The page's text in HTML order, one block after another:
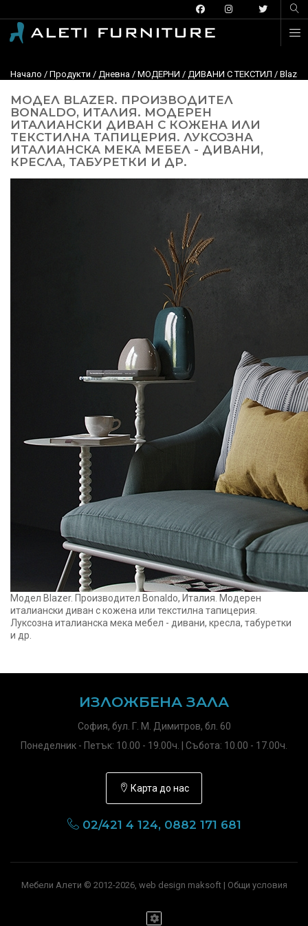
Начало / Продукти / Дневна / МОДЕРНИ / ДИВАНИ С ТЕКСТИЛ /
МОДЕЛ BLAZER. ПРОИЗВОДИТЕЛ
BONALDO, ИТАЛИЯ. МОДЕРЕН
ИТАЛИАНСКИ ДИВАН С КОЖЕНА ИЛИ
ТЕКСТИЛНА ТАПИЦЕРИЯ. ЛУКСОЗНА
ИТАЛИАНСКА МЕКА МЕБЕЛ - ДИВАНИ,
КРЕСЛА, ТАБУРЕТКИ И ДР.
Модел Blazer. Производител Bonaldo, Италия. Модерен
италиански диван с кожена или текстилна тапицерия.
Луксозна италианска мека мебел - дивани, кресла, табуретки
и др.
ИЗЛОЖБЕНА ЗАЛА
София, бул. Г. М. Димитров, бл. 60
Понеделник - Петък: 10.00 - 19.00ч. | Събота: 10.00 - 17.00ч.
Карта до нас
02/421 4 124, 0882 171 681
Мебели Алети © 2012-2026, web design maksoft | Общи условия